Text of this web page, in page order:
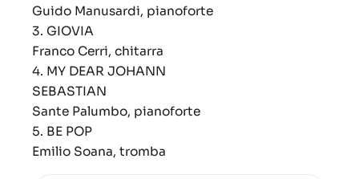
Guido Manusardi, pianoforte
3. GIOVIA
Franco Cerri, chitarra
4. MY DEAR JOHANN
SEBASTIAN
Sante Palumbo, pianoforte
5. BE POP
Emilio Soana, tromba